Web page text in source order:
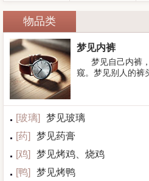
物品类
梦见内裤
梦见自己内裤
窥。梦见别人的裤
[玻璃]
梦见玻璃
[药]
梦见药膏
[鸡]
梦见烤鸡、烧鸡
[鸭] 梦见烤鸭